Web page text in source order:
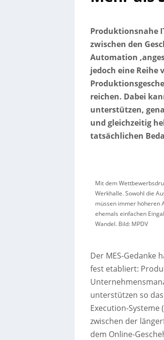
Produktionsnahe
zwischen den
Automation
jedoch eine Reihe
reichen. Dabei
unterstützen,
und gleichzeitig
tatsächlichen
Mit dem
Werkhalle. Sowohl die
müssen immer höheren
ehemals einfachen
Wandel. Bild: MPDV
Der MES-Gedanke
fest etabliert:
unterstützen so
Execution-Systeme
zwischen der
dem Online-